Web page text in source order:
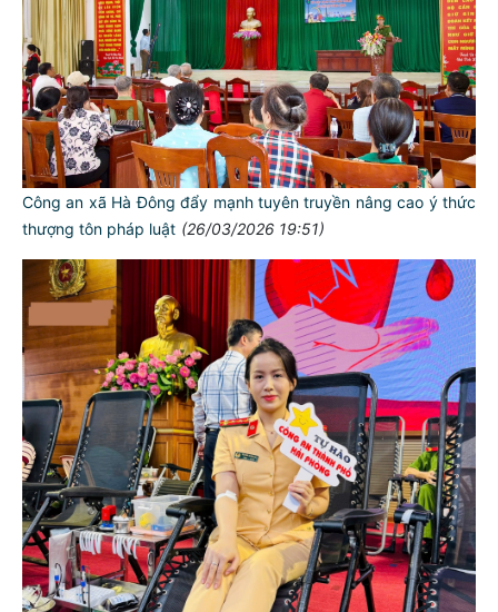
Công an xã Hà Đông đẩy mạnh tuyên truyền nâng cao ý thức
thượng tôn pháp luật (26/03/2026 19:51)